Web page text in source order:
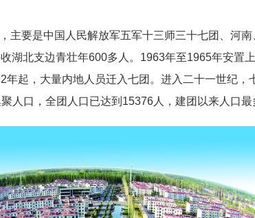
主要是中国人民解放军五军十三师三十七团、河
湖北支边青壮年600多人。1963年至1965年安置
年起，大量内地人员迁入七团。进入二十一世纪，
人口，全团人口已达到15376人，建团以来人口最